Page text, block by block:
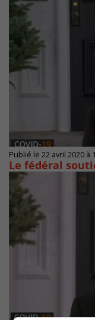
Publié le 22 avril 2020 à
Le fédéral